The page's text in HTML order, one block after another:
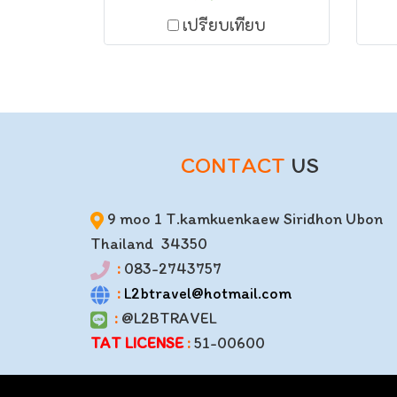
บนแพเมืองเฟือง ชมบรรยาศ
ริมแม่น้ำลีก ของลาว พาเที่ยว
เมืองวังเวียงอันสวยงาม เล่น
เปรียบเทียบ
ธ
CONTACT US
9 moo 1 T.kamkuenkaew Siridhon Ubon
Thailand 34350
: 083-2743757
: L2btravel@hotmail.com
: @L2BTRAVEL
TAT LICENSE:51-00600